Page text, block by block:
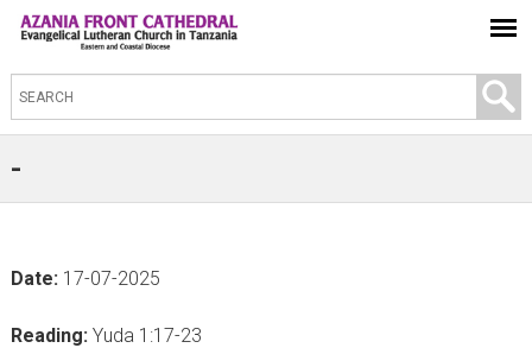
S
e
t
h
-
Date: 17-07-2025
Reading: Yuda 1:17-23